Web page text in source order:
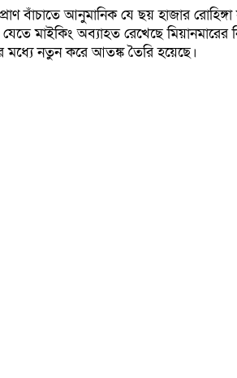
বাঁচাতে আনুমানিক যে ছয় হাজার
মাইকিং অব্যাহত রেখেছে মিয়ানমারের
মধ্যে নতুন করে আতঙ্ক তৈরি হয়েছে।